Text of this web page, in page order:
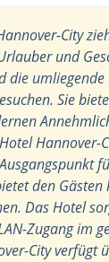
City
und
die umliegende
Sie
Hannover-
den Gästen
Das Hotel
Zugang im
City verfügt